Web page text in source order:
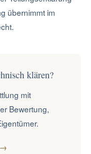
übernimmt im
klären?
mit
Bewertung,
→